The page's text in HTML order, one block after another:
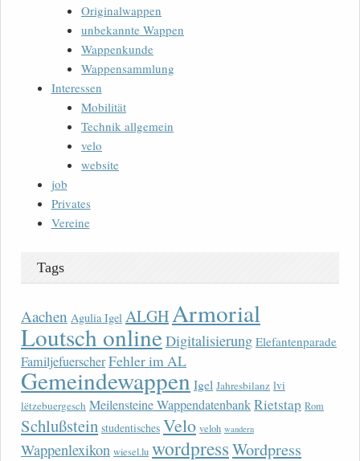
Originalwappen
unbekannte Wappen
Wappenkunde
Wappensammlung
Interessen
Mobilität
Technik allgemein
velo
website
job
Privates
Vereine
Tags
Aachen Agulia Igel ALGH Armorial
Loutsch onlineDigitalisierung Elefantenparade
FamiljefuerscherFehler im AL
Gemeindewappen Igel Jahresbilanz lvi
lëtzebuergesch Meilensteine WappendatenbankRietstap Rom
Schlußstein studentisches Velo veloh wandern
Wappenlexikon wiesel.lu wordpressWordpress